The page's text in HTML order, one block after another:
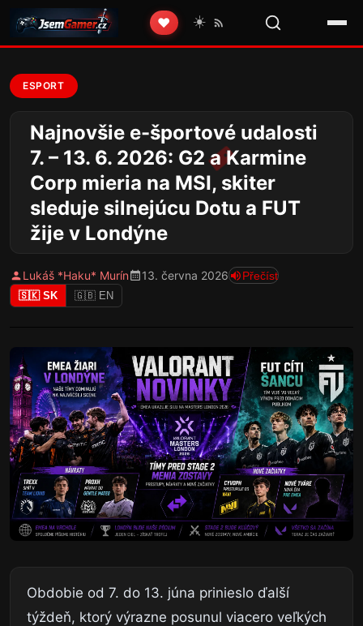
❤️ ☀️
ESPORT
Najnovšie e-športové udalosti
7. – 13. 6. 2026: G2 a Karmine
Corp mieria na MSI, skiter
sleduje silnejúcu Dotu a FUT
žije v Londýne
Lukáš *Haku* Murín 13. června 2026 Přečíst
🇸🇰 SK 🇬🇧 EN
Obdobie od 7. do 13. júna prinieslo ďalší
týždeň, ktorý výrazne posunul viacero veľkých